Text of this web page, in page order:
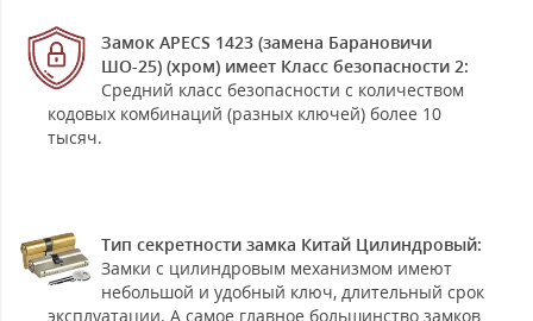
Замок APECS 1423 (замена Барановичи
ШО-25) (хром) имеет Класс безопасности 2:
Средний класс безопасности с количеством
кодовых комбинаций (разных ключей) более 10
тысяч.
Тип секретности замка Китай Цилиндровый:
Замки с цилиндровым механизмом имеют
небольшой и удобный ключ, длительный срок
эксплуатации. А самое главное большинство замков